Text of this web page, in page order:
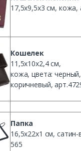
17,5х9,5х3 см, кожа,
Кошелек
11,5х10х2,4см,
кожа, цвета:черный,
коричневый,
Папка
16,5x22x1 см, сатин-
565